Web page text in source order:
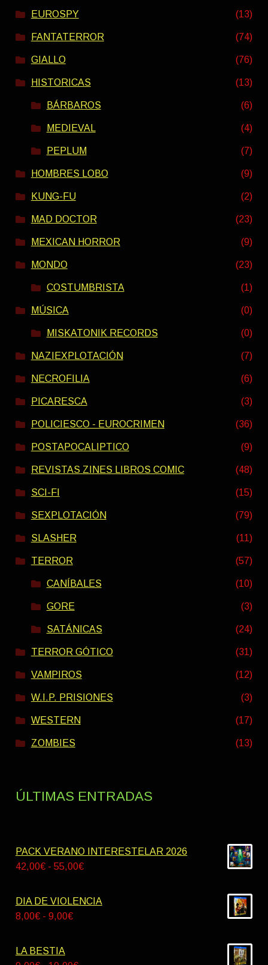
EUROSPY (13)
FANTATERROR (74)
GIALLO (76)
HISTORICAS (13)
BÁRBAROS (6)
MEDIEVAL (4)
PEPLUM (7)
HOMBRES LOBO (9)
KUNG-FU (2)
MAD DOCTOR (23)
MEXICAN HORROR (9)
MONDO (23)
COSTUMBRISTA (1)
MÚSICA (0)
MISKATONIK RECORDS (0)
NAZIEXPLOTACIÓN (7)
NECROFILIA (6)
PICARESCA (3)
POLICIESCO - EUROCRIMEN (36)
POSTAPOCALIPTICO (9)
REVISTAS ZINES LIBROS COMIC (48)
SCI-FI (15)
SEXPLOTACIÓN (79)
SLASHER (11)
TERROR (57)
CANÍBALES (10)
GORE (3)
SATÁNICAS (24)
TERROR GÓTICO (31)
VAMPIROS (12)
W.I.P. PRISIONES (3)
WESTERN (17)
ZOMBIES (13)
ÚLTIMAS ENTRADAS
PACK VERANO INTERESTELAR 2026
42,00€ - 55,00€Rango
precios:
DIA DE VIOLENCIA
8,00€ - 9,00€Rango
desde
LA BESTIA